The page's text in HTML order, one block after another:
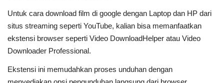
Untuk cara download film di google dengan Laptop dan HP dari
situs streaming seperti YouTube, kalian bisa memanfaatkan
ekstensi browser seperti Video DownloadHelper atau Video
Downloader Professional.
Ekstensi ini memudahkan proses unduhan dengan